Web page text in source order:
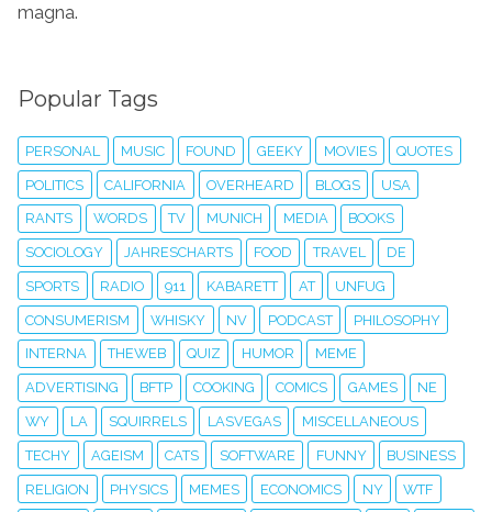
magna.
Popular Tags
PERSONAL MUSIC FOUND GEEKY MOVIES QUOTES
POLITICS CALIFORNIA OVERHEARD BLOGS USA
RANTS WORDS TV MUNICH MEDIA BOOKS
SOCIOLOGY JAHRESCHARTS FOOD TRAVEL DE
SPORTS RADIO 911 KABARETT AT UNFUG
CONSUMERISM WHISKY NV PODCAST PHILOSOPHY
INTERNA THEWEB QUIZ HUMOR MEME
ADVERTISING BFTP COOKING COMICS GAMES NE
WY LA SQUIRRELS LASVEGAS MISCELLANEOUS
TECHY AGEISM CATS SOFTWARE FUNNY BUSINESS
RELIGION PHYSICS MEMES ECONOMICS NY WTF